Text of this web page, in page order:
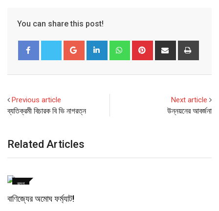
You can share this post!
Google+ LinkedIn WhatsappPinterest Share
Previous article
ব্যতিক্রমী বিচারক বি ভি নাগরত্ন
Next article
উন্নয়নের আবর্জনা
Related Articles
ব্লগ
বাণিজ্যের অমোঘ ফর্ম্যাট!